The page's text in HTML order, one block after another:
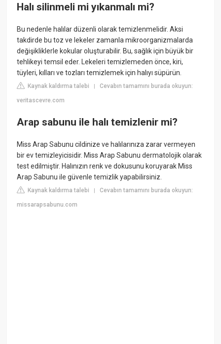
Halı silinmeli mi yıkanmalı mi?
Bu nedenle halılar düzenli olarak temizlenmelidir. Aksi
takdirde bu toz ve lekeler zamanla mikroorganizmalarda
değişikliklerle kokular oluşturabilir. Bu, sağlık için büyük bir
tehlikeyi temsil eder. Lekeleri temizlemeden önce, kiri,
tüyleri, kılları ve tozları temizlemek için halıyı süpürün.
Kaynak kaldırma talebi |Cevabın tamamını burada okuyun:
veritascevre.com
Arap sabunu ile halı temizlenir mi?
Miss Arap Sabunu cildinize ve halılarınıza zarar vermeyen
bir ev temizleyicisidir. Miss Arap Sabunu dermatolojik olarak
test edilmiştir. Halınızın renk ve dokusunu koruyarak Miss
Arap Sabunu ile güvenle temizlik yapabilirsiniz.
Kaynak kaldırma talebi |Cevabın tamamını burada okuyun:
missarapsabunu.com